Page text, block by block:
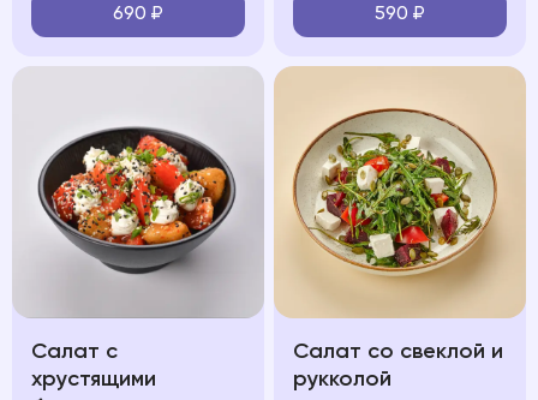
690 ₽ 590 ₽
Салат с
хрустящими
Салат со свеклой и
рукколой